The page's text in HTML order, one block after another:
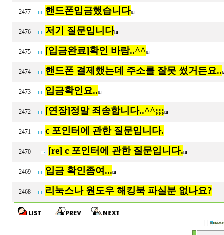
2477 핸드폰입금했습니다[1]
2476 저기 질문입니다[1]
2475 [입금완료]확인 바람..^^ [1]
2474 핸드폰 결제했는데 주소를 잘못 썼거든요..
2473 입금확인요.. [1]
2472 [연장]정말 죄송합니다..^^;;; [2]
2471 c 포인터에 관한 질문입니다.
2470 [re] c 포인터에 관한 질문입니다. [1]
2469 입금 확인좀여... [2]
2468 리눅스나 원도우 해킹북 파실분 없나요?